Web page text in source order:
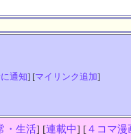
通知] [マイリンク追加]
・生活] [連載中] [４コマ漫